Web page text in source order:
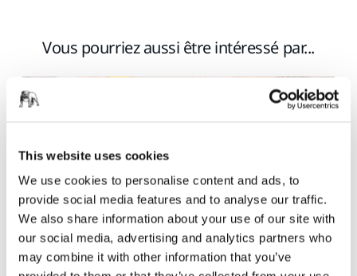
This website uses cookies
We use cookies to personalise content and ads, to
provide social media features and to analyse our traffic.
We also share information about your use of our site with
our social media, advertising and analytics partners who
may combine it with other information that you’ve
Vous pourriez aussi être intéressé par...